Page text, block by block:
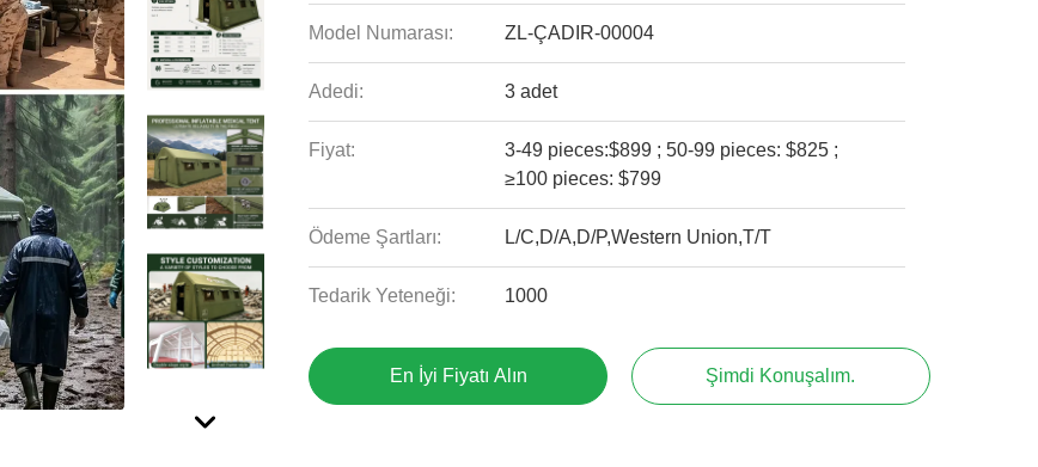
Model Numarası: ZL-ÇADIR-00004
Adedi: 3 adet
Fiyat:
3-49 pieces:$899 ; 50-99 pieces: $825 ;
≥100 pieces: $799
Ödeme Şartları: L/C,D/A,D/P,Western Union,T/T
Tedarik Yeteneği: 1000
En İyi Fiyatı Alın Şimdi Konuşalım.